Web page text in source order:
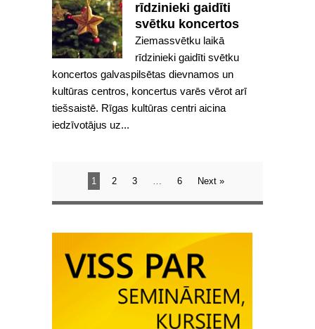
rīdzinieki gaidīti
svētku koncertos
Ziemassvētku laikā
rīdzinieki gaidīti svētku
koncertos galvaspilsētas dievnamos un
kultūras centros, koncertus varēs vērot arī
tiešsaistē. Rīgas kultūras centri aicina
iedzīvotājus uz...
1 2 3 … 6 Next »